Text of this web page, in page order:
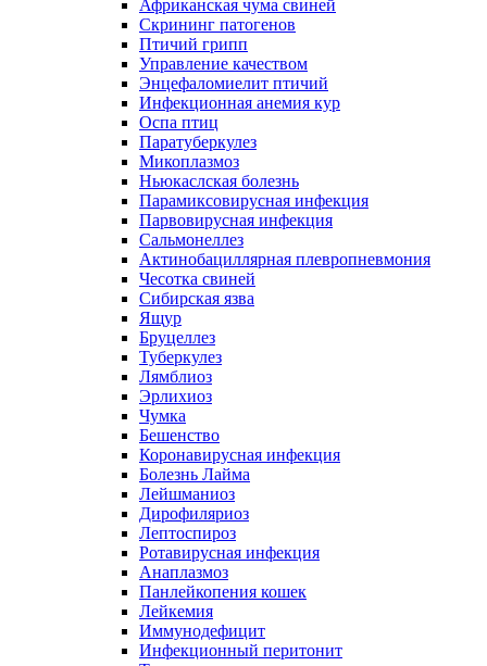
Африканская чума свиней
Скрининг патогенов
Птичий грипп
Управление качеством
Энцефаломиелит птичий
Инфекционная анемия кур
Оспа птиц
Паратуберкулез
Микоплазмоз
Ньюкаслская болезнь
Парамиксовирусная инфекция
Парвовирусная инфекция
Сальмонеллез
Актинобациллярная плевропневмония
Чесотка свиней
Сибирская язва
Ящур
Бруцеллез
Туберкулез
Лямблиоз
Эрлихиоз
Чумка
Бешенство
Коронавирусная инфекция
Болезнь Лайма
Лейшманиоз
Дирофиляриоз
Лептоспироз
Ротавирусная инфекция
Анаплазмоз
Панлейкопения кошек
Лейкемия
Иммунодефицит
Инфекционный перитонит